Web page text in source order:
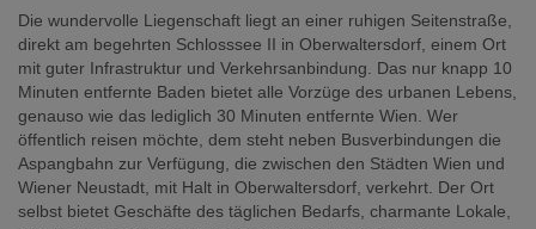
Die wundervolle Liegenschaft liegt an einer ruhigen Seitenstraße,
direkt am begehrten Schlosssee II in Oberwaltersdorf, einem Ort
mit guter Infrastruktur und Verkehrsanbindung. Das nur knapp 10
Minuten entfernte Baden bietet alle Vorzüge des urbanen Lebens,
genauso wie das lediglich 30 Minuten entfernte Wien. Wer
öffentlich reisen möchte, dem steht neben Busverbindungen die
Aspangbahn zur Verfügung, die zwischen den Städten Wien und
Wiener Neustadt, mit Halt in Oberwaltersdorf, verkehrt. Der Ort
selbst bietet Geschäfte des täglichen Bedarfs, charmante Lokale,